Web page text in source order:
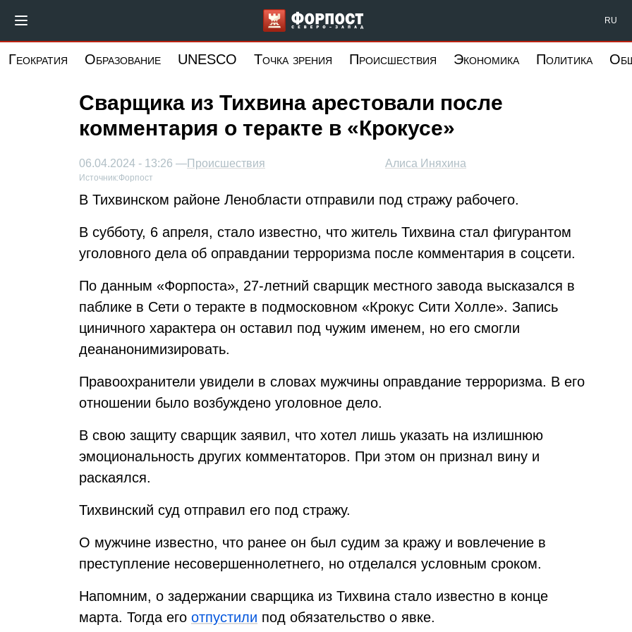
основному
Форпост Северо-Запад RU
Геократия Образование UNESCO Точка зрения Происшествия Экономика Политика
Сварщика из Тихвина арестовали после
комментария о теракте в «Крокусе»
Алиса Иняхина
06.04.2024 - 13:26 —Происшествия
Источник:Форпост
В Тихвинском районе Ленобласти отправили под стражу рабочего.
В субботу, 6 апреля, стало известно, что житель Тихвина стал фигурантом
уголовного дела об оправдании терроризма после комментария в соцсети.
По данным «Форпоста», 27-летний сварщик местного завода высказался в
паблике в Сети о теракте в подмосковном «Крокус Сити Холле». Запись
циничного характера он оставил под чужим именем, но его смогли
деананонимизировать.
Правоохранители увидели в словах мужчины оправдание терроризма. В его
отношении было возбуждено уголовное дело.
В свою защиту сварщик заявил, что хотел лишь указать на излишнюю
эмоциональность других комментаторов. При этом он признал вину и
раскаялся.
Тихвинский суд отправил его под стражу.
О мужчине известно, что ранее он был судим за кражу и вовлечение в
преступление несовершеннолетнего, но отделался условным сроком.
Напомним, о задержании сварщика из Тихвина стало известно в конце
марта. Тогда его отпустили под обязательство о явке.